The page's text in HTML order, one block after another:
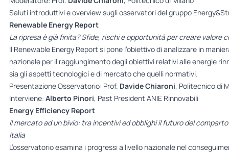
Saluti introduttivi e overview sugli osservatori del gruppo
Renewable Energy Report
La ripresa è già finita? Sfide, rischi e opportunità per creare valore
Il Renewable Energy Report si pone l’obiettivo di analizzare in
nazionale per il raggiungimento degli obiettivi relativi alle energie
sia gli aspetti tecnologici e di mercato che quelli normativi.
Presentazione Osservatorio: Prof. Davide Chiaroni, Politecnico di
Interviene: Alberto Pinori, Past President ANIE Rinnovabili
Energy Efficiency Report
Il mercato ad un bivio: tra incentivi ed obblighi il futuro del
Italia
L’osservatorio esamina i progressi a livello nazionale nel